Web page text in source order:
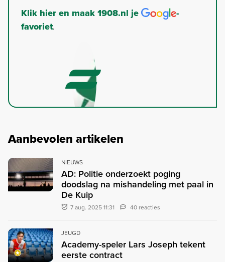
Klik hier en maak 1908.nl je
-
favoriet.
Aanbevolen artikelen
NIEUWS
AD: Politie onderzoekt poging
doodslag na mishandeling met paal in
De Kuip
7 aug. 2025 11:31 40 reacties
JEUGD
Academy-speler Lars Joseph tekent
eerste contract